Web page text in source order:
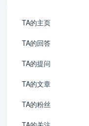
TA的主页
TA的回答
TA的提问
TA的文章
TA的粉丝